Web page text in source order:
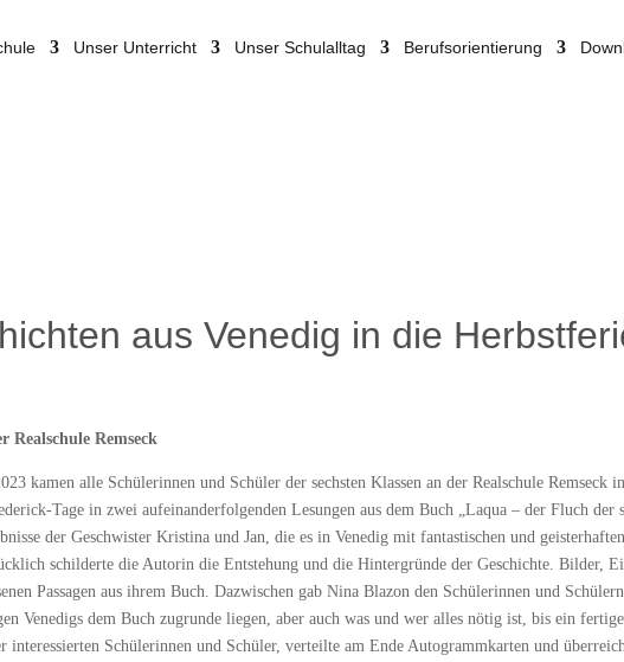
Unser Unterricht Unser Schulalltag Berufsorientierung
aus Venedig in die
Realschule Remseck
kamen alle Schülerinnen und Schüler der sechsten Klassen an der Realschule Remseck
Tage in zwei aufeinanderfolgenden Lesungen aus dem Buch „Laqua – der Fluch
der Geschwister Kristina und Jan, die es in Venedig mit fantastischen und
schilderte die Autorin die Entstehung und die Hintergründe der Geschichte. Bilder,
Passagen aus ihrem Buch. Dazwischen gab Nina Blazon den Schülerinnen und
Venedigs dem Buch zugrunde liegen, aber auch was und wer alles nötig ist, bis ein
interessierten Schülerinnen und Schüler, verteilte am Ende Autogrammkarten und